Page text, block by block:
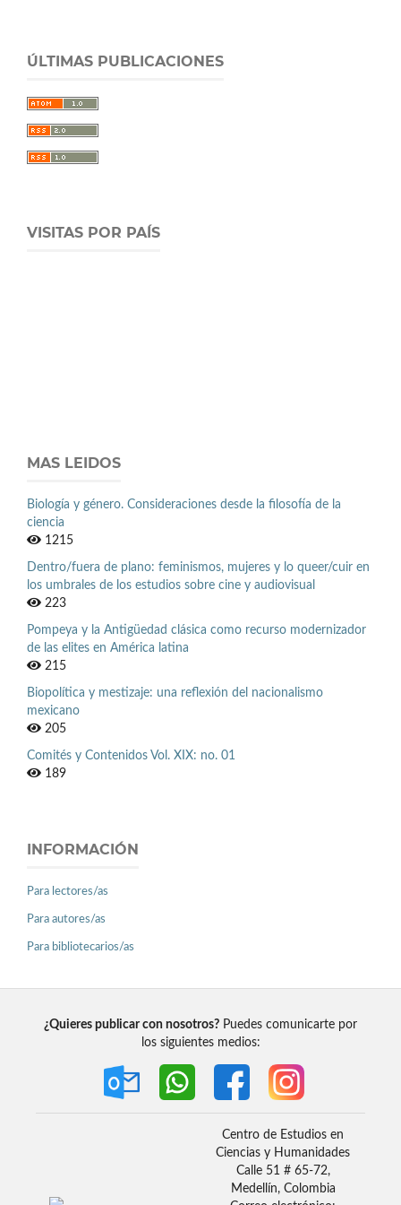
ÚLTIMAS PUBLICACIONES
VISITAS POR PAÍS
MAS LEIDOS
Biología y género. Consideraciones desde la filosofía de la
ciencia
1215
Dentro/fuera de plano: feminismos, mujeres y lo queer/cuir en
los umbrales de los estudios sobre cine y audiovisual
223
Pompeya y la Antigüedad clásica como recurso modernizador
de las elites en América latina
215
Biopolítica y mestizaje: una reflexión del nacionalismo
mexicano
205
Comités y Contenidos Vol. XIX: no. 01
189
INFORMACIÓN
Para lectores/as
Para autores/as
Para bibliotecarios/as
¿Quieres publicar con nosotros? Puedes comunicarte por
los siguientes medios:
Centro de Estudios en
Ciencias y Humanidades
Calle 51 # 65-72,
Medellín, Colombia